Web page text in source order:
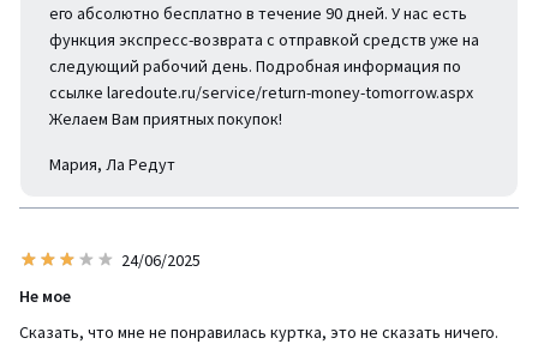
его абсолютно бесплатно в течение 90 дней. У нас есть
функция экспресс-возврата с отправкой средств уже на
следующий рабочий день. Подробная информация по
ссылке laredoute.ru/service/return-money-tomorrow.aspx
Желаем Вам приятных покупок!
Мария, Ла Редут
24/06/2025
Не мое
Сказать, что мне не понравилась куртка, это не сказать ничего.